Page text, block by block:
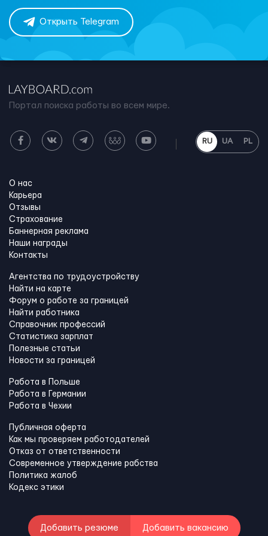
Открыть Telegram
Портал поиска работы во всем мире.
RU UA PL
О нас
Карьера
Отзывы
Страхование
Баннерная реклама
Наши награды
Контакты
Агентства по трудоустройству
Найти на карте
Форум о работе за границей
Найти работника
Справочник профессий
Статистика зарплат
Полезные статьи
Новости за границей
Работа в Польше
Работа в Германии
Работа в Чехии
Публичная оферта
Как мы проверяем работодателей
Отказ от ответственности
Современное утверждение рабства
Политика жалоб
Кодекс этики
Добавить резюме Добавить вакансию